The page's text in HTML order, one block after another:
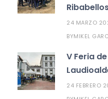
24 MARZO
BYMIKEL
V Feria
24 FEBRERO